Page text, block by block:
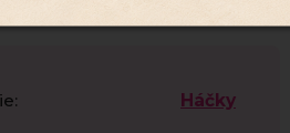
: Háčky